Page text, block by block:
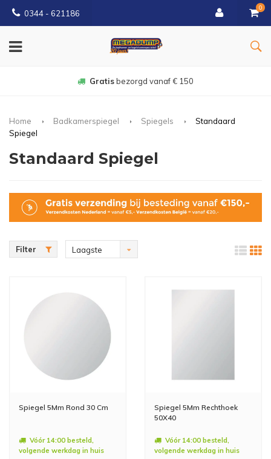
0344 - 621186
0
Gratisbezorgd vanaf € 150
Home Badkamerspiegel Spiegels
Standaard
Spiegel
Standaard Spiegel
Filter
Laagste
Spiegel 5Mm Rond 30 Cm
Vóór 14:00 besteld,
volgende werkdag in huis
Spiegel 5Mm Rechthoek
50X40
Vóór 14:00 besteld,
volgende werkdag in huis